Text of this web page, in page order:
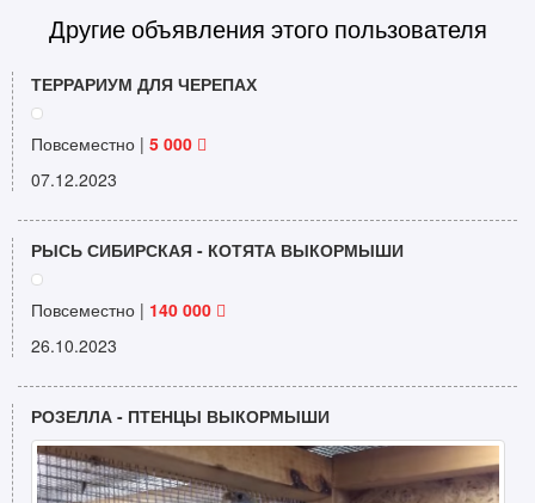
Другие объявления этого пользователя
ТЕРРАРИУМ ДЛЯ ЧЕРЕПАХ
Повсеместно | 5 000
07.12.2023
РЫСЬ СИБИРСКАЯ - КОТЯТА ВЫКОРМЫШИ
Повсеместно | 140 000
26.10.2023
РОЗЕЛЛА - ПТЕНЦЫ ВЫКОРМЫШИ